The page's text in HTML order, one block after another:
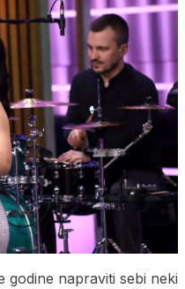
godine napraviti sebi neki